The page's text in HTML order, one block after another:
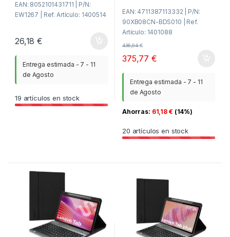
EAN: 8052101431711 | P/N:
EW1267 | Ref. Artículo: 1400514
26,18€
Entrega estimada - 7 - 11
de Agosto
19 artículos en stock
EAN: 4711387113332 | P/N:
90XB08CN-BDS010 | Ref.
Artículo: 1401088
436,94€
375,77€
Entrega estimada - 7 - 11
de Agosto
Ahorras: 61,18 € (14%)
20 artículos en stock